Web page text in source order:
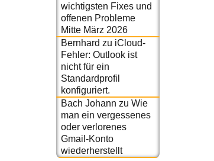
wichtigsten Fixes und
offenen Probleme
Mitte März 2026
Bernhard zu iCloud-
Fehler: Outlook ist
nicht für ein
Standardprofil
konfiguriert.
Bach Johann zu Wie
man ein vergessenes
oder verlorenes
Gmail-Konto
wiederherstellt